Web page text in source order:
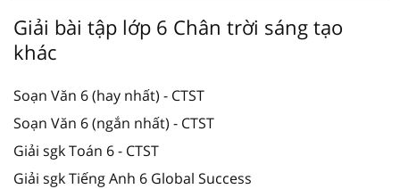
Giải bài tập lớp 6 Chân trời sáng tạo
khác
Soạn Văn 6 (hay nhất) - CTST
Soạn Văn 6 (ngắn nhất) - CTST
Giải sgk Toán 6 - CTST
Giải sgk Tiếng Anh 6 Global Success